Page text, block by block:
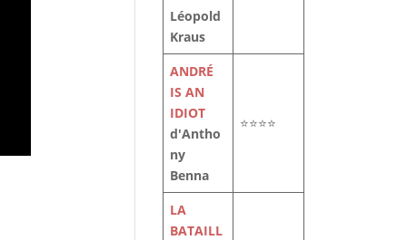
Léopold
Kraus
ANDRÉ
IS AN
IDIOT
d'Antho
ny
Benna
⭐⭐⭐⭐
LA
BATAILL